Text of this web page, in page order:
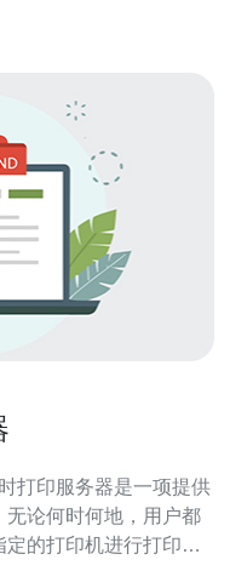
论何时何地，用户都
的打印机进行打印。